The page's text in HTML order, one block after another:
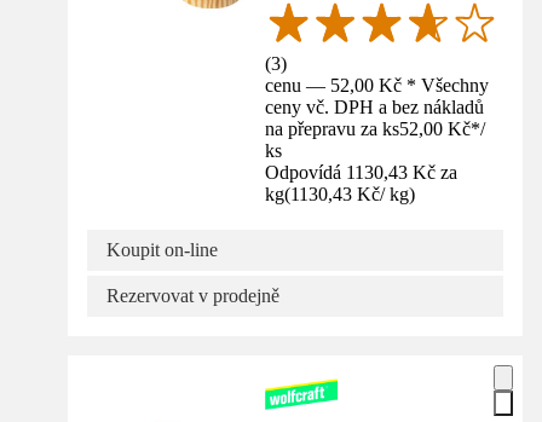
(3)
cenu — 52,00 Kč * Všechny
ceny vč. DPH a bez nákladů
na přepravu za ks52,00 Kč*/
ks
Odpovídá 1130,43 Kč za
kg(1130,43 Kč/ kg)
Koupit on-line
Rezervovat v prodejně